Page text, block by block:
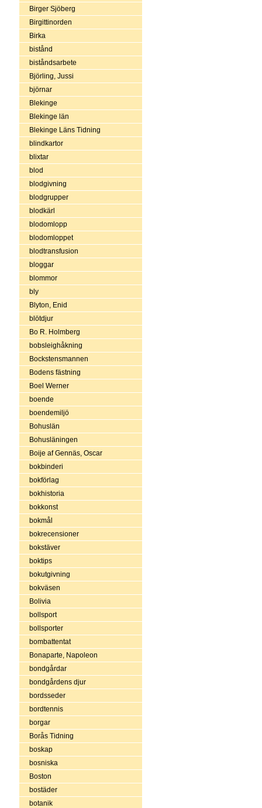
Birger Sjöberg
Birgittinorden
Birka
bistånd
biståndsarbete
Björling, Jussi
björnar
Blekinge
Blekinge län
Blekinge Läns Tidning
blindkartor
blixtar
blod
blodgivning
blodgrupper
blodkärl
blodomlopp
blodomloppet
blodtransfusion
bloggar
blommor
bly
Blyton, Enid
blötdjur
Bo R. Holmberg
bobsleighåkning
Bockstensmannen
Bodens fästning
Boel Werner
boende
boendemiljö
Bohuslän
Bohusläningen
Boije af Gennäs, Oscar
bokbinderi
bokförlag
bokhistoria
bokkonst
bokmål
bokrecensioner
bokstäver
boktips
bokutgivning
bokväsen
Bolivia
bollsport
bollsporter
bombattentat
Bonaparte, Napoleon
bondgårdar
bondgårdens djur
bordsseder
bordtennis
borgar
Borås Tidning
boskap
bosniska
Boston
bostäder
botanik